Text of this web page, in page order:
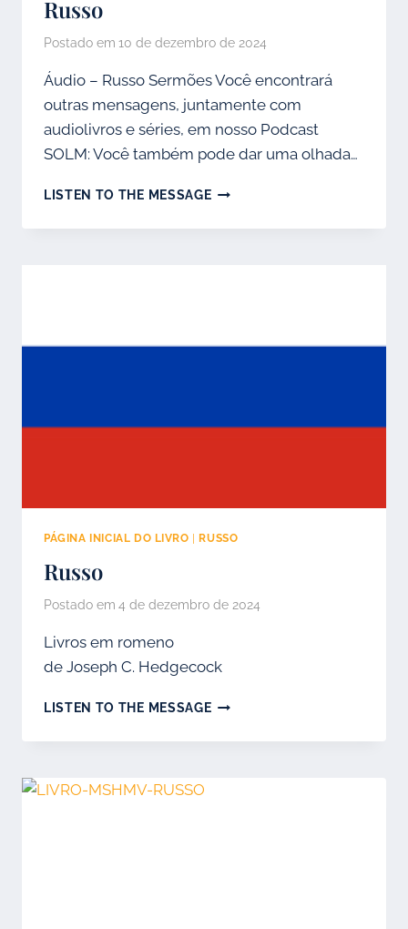
Russo
Postado em 10 de dezembro de 2024
Áudio – Russo Sermões Você encontrará
outras mensagens, juntamente com
audiolivros e séries, em nosso Podcast
SOLM: Você também pode dar uma olhada…
LISTEN TO THE MESSAGERUSSO
PÁGINA INICIAL DO LIVRO |RUSSO
Russo
Postado em 4 de dezembro de 2024
Livros em romeno
de Joseph C. Hedgecock
LISTEN TO THE MESSAGERUSSO